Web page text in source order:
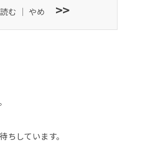
む ｜ やめ >>
しています。